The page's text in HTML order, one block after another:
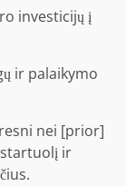
investicijų į
ir palaikymo
nei [prior]
startuolį ir